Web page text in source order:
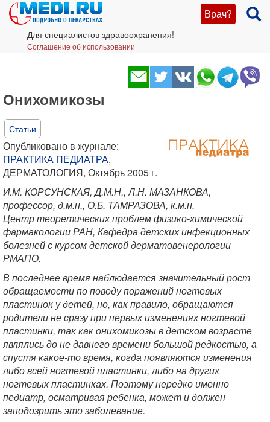
Врач?
Для специалистов здравоохранения!
Соглашение об использовании
Онихомикозы
Статьи
Опубликовано в журнале:
ПРАКТИКА ПЕДИАТРА,
ДЕРМАТОЛОГИЯ, Октябрь 2005 г.
И.М. КОРСУНСКАЯ, Д.М.Н., Л.Н. МАЗАНКОВА,
профессор, д.м.н., О.Б. ТАМРАЗОВА, к.м.н.
Центр теоретических проблем физико-химической
фармакологии РАН, Кафедра детских инфекционных
болезней с курсом детской дерматовенерологии
РМАПО.
В последнее время наблюдается значительный рост
обращаемости по поводу поражений ногтевых
пластинок у детей, но, как правило, обращаются
родители не сразу при первых изменениях ногтевой
пластинки, так как онихомикозы в детском возрасте
являлись до не давнего времени большой редкостью, а
спустя какое-то время, когда появляются изменения
либо всей ногтевой пластинки, либо на других
ногтевых пластинках. Поэтому нередко именно
педиатр, осматривая ребенка, может и должен
заподозрить это заболевание.